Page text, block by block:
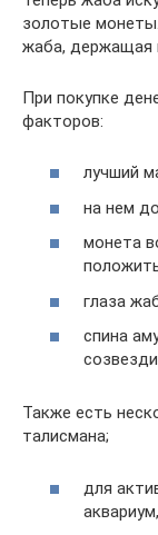
золотые
жаба, держащая
При покупке
факторов:
лучший
на нем
монета
глаза
спина
Также есть
талисмана;
для